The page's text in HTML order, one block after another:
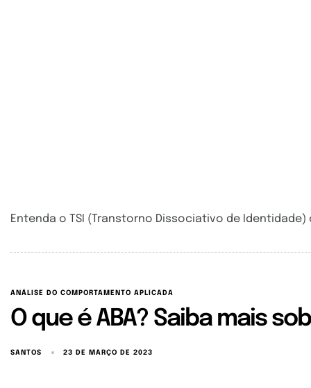
Entenda o TSI (Transtorno Dissociativo de
ANÁLISE DO COMPORTAMENTO APLICADA
O que é ABA? Saiba mais
SANTOS 23 DE MARÇO DE 2023